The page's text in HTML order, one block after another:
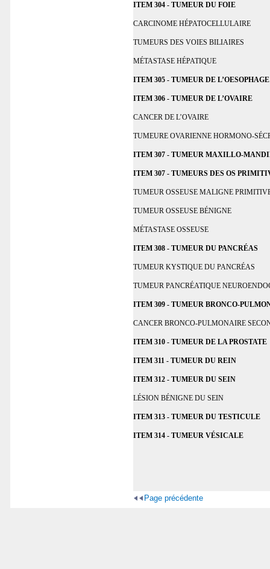
ITEM 304 - TUMEUR DU FOIE
CARCINOME HÉPATOCELLULAIRE
TUMEURS DES VOIES BILIAIRES
MÉTASTASE HÉPATIQUE
ITEM 305 - TUMEUR DE L’OESOPHAGE
ITEM 306 - TUMEUR DE L’OVAIRE
CANCER DE L’OVAIRE
TUMEURE OVARIENNE HORMONO-
ITEM 307 - TUMEUR MAXILLO-
ITEM 307 - TUMEURS DES OS
TUMEUR OSSEUSE MALIGNE
TUMEUR OSSEUSE BÉNIGNE
MÉTASTASE OSSEUSE
ITEM 308 - TUMEUR DU PANCRÉAS
TUMEUR KYSTIQUE DU PANCRÉAS
TUMEUR PANCRÉATIQUE
ITEM 309 - TUMEUR BRONCO­-
CANCER BRONCO-PULMONAIRE
ITEM 310 - TUMEUR DE LA PROSTATE
ITEM 311 - TUMEUR DU REIN
ITEM 312 - TUMEUR DU SEIN
LÉSION BÉNIGNE DU SEIN
ITEM 313 - TUMEUR DU TESTICULE
ITEM 314 - TUMEUR VÉSICALE
Page précédente